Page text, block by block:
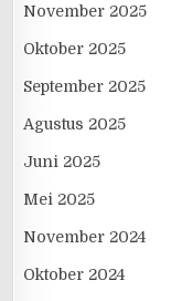
November 2025
Oktober 2025
September 2025
Agustus 2025
Juni 2025
Mei 2025
November 2024
Oktober 2024